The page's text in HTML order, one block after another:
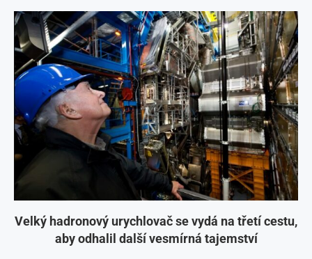
Velký hadronový urychlovač se vydá na třetí cestu,
aby odhalil další vesmírná tajemství